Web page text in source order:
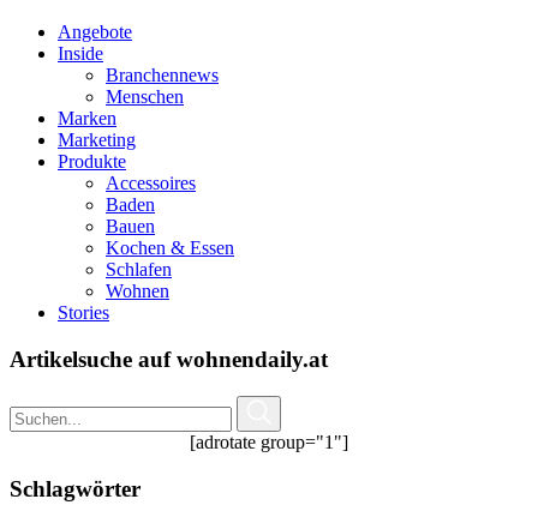
Angebote
Inside
Branchennews
Menschen
Marken
Marketing
Produkte
Accessoires
Baden
Bauen
Kochen & Essen
Schlafen
Wohnen
Stories
Artikelsuche auf wohnendaily.at
[adrotate group="1"]
Schlagwörter